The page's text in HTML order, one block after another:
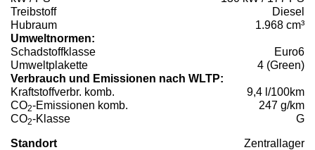
Treibstoff
Diesel
Hubraum
1.968 cm³
Umweltnormen:
Schadstoffklasse
Euro6
Umweltplakette
4 (Green)
Verbrauch und Emissionen nach WLTP:
Kraftstoffverbr. komb.
9,4 l/100km
CO2-Emissionen komb.
247 g/km
CO2-Klasse G
Standort Zentrallager